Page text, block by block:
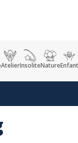
AtelierInsoliteNatureEnfant